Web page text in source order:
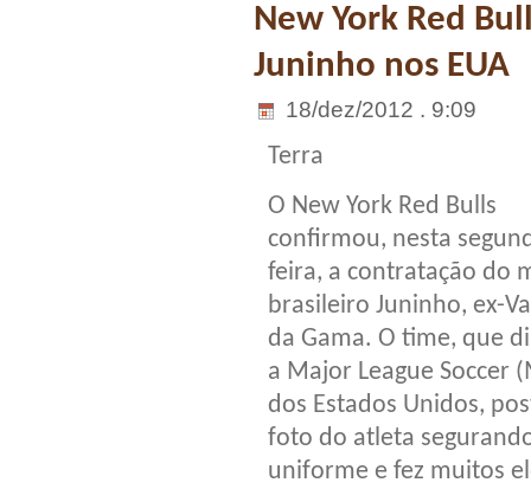
New York Red
Juninho nos EUA
18/dez/2012 . 9:09
Terra
O New York Red Bulls
confirmou, nesta
feira, a contratação do
brasileiro Juninho, ex-
da Gama. O time, que
a Major League Soccer
dos Estados Unidos,
foto do atleta
uniforme e fez muitos